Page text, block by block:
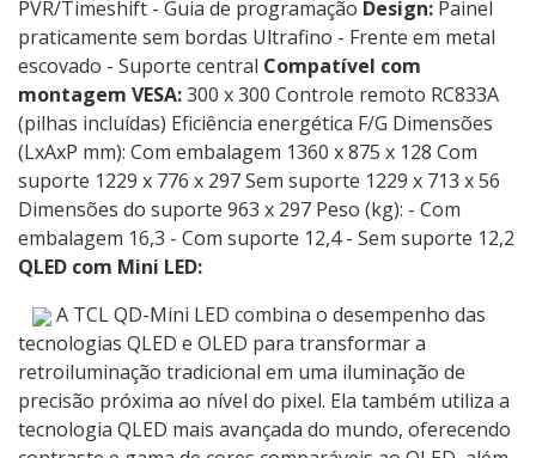
PVR/Timeshift - Guia de programação Design: Painel
praticamente sem bordas Ultrafino - Frente em metal
escovado - Suporte central Compatível com
montagem VESA:300 x 300 Controle remoto RC833A
(pilhas incluídas) Eficiência energética F/G Dimensões
(LxAxP mm): Com embalagem 1360 x 875 x 128 Com
suporte 1229 x 776 x 297 Sem suporte 1229 x 713 x 56
Dimensões do suporte 963 x 297 Peso (kg): - Com
embalagem 16,3 - Com suporte 12,4 - Sem suporte 12,2
QLED com Mini LED:
A TCL QD-Mini LED combina o desempenho das
tecnologias QLED e OLED para transformar a
retroiluminação tradicional em uma iluminação de
precisão próxima ao nível do pixel. Ela também utiliza a
tecnologia QLED mais avançada do mundo, oferecendo